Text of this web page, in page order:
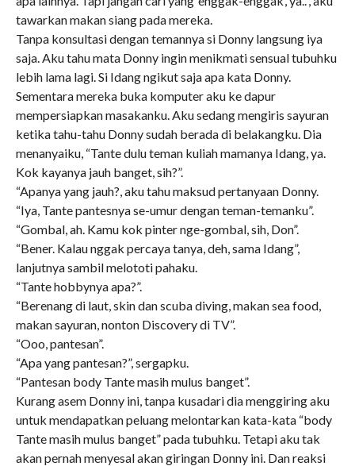
tawarkan makan siang pada mereka.
Tanpa konsultasi dengan temannya si Donny langsung iya
saja. Aku tahu mata Donny ingin menikmati sensual tubuhku
lebih lama lagi. Si Idang ngikut saja apa kata Donny.
Sementara mereka buka komputer aku ke dapur
mempersiapkan masakanku. Aku sedang mengiris sayuran
ketika tahu-tahu Donny sudah berada di belakangku. Dia
menanyaiku, “Tante dulu teman kuliah mamanya Idang, ya.
Kok kayanya jauh banget, sih?”.
“Apanya yang jauh?, aku tahu maksud pertanyaan Donny.
“Iya, Tante pantesnya se-umur dengan teman-temanku”.
“Gombal, ah. Kamu kok pinter nge-gombal, sih, Don”.
“Bener. Kalau nggak percaya tanya, deh, sama Idang”,
lanjutnya sambil melototi pahaku.
“Tante hobbynya apa?”.
“Berenang di laut, skin dan scuba diving, makan sea food,
makan sayuran, nonton Discovery di TV”.
“Ooo, pantesan”.
“Apa yang pantesan?”, sergapku.
“Pantesan body Tante masih mulus banget”.
Kurang asem Donny ini, tanpa kusadari dia menggiring aku
untuk mendapatkan peluang melontarkan kata-kata “body
Tante masih mulus banget” pada tubuhku. Tetapi aku tak
akan pernah menyesal akan giringan Donny ini. Dan reaksi